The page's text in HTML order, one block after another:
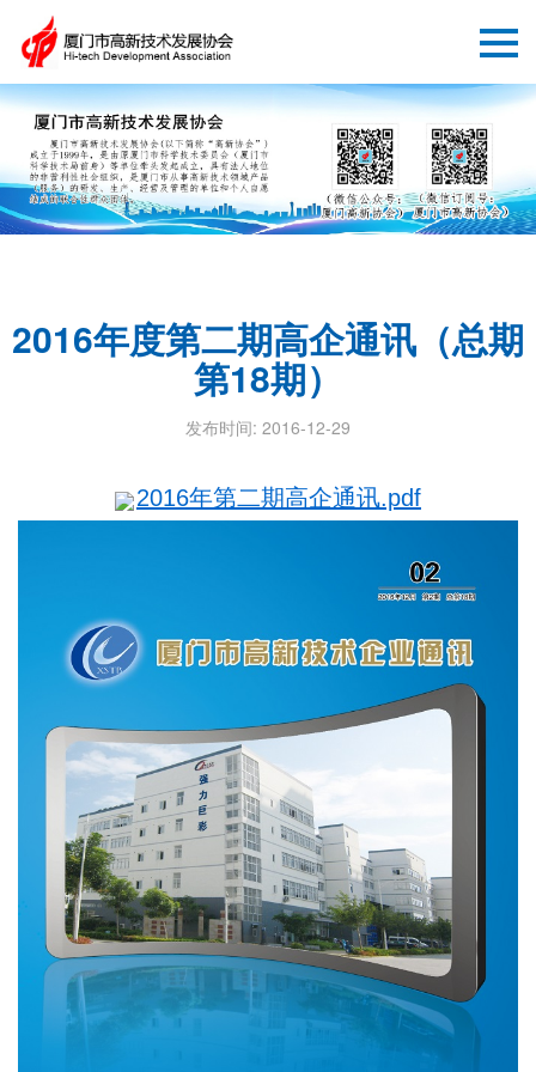
2016年度第二期高企通讯（总期
第18期）
发布时间: 2016-12-29
2016年第二期高企通讯.pdf